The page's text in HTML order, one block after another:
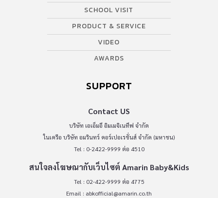
SCHOOL VISIT
PRODUCT & SERVICE
VIDEO
AWARDS
SUPPORT
Contact US
บริษัท เอเอ็มอี อิมเมจิเนทีฟ จำกัด
ในเครือ บริษัท อมรินทร์ คอร์เปอเรชั่นส์ จำกัด (มหาชน)
Tel : 0-2422-9999 ต่อ 4510
สนใจลงโฆษณากับเว็บไซต์ Amarin Baby&Kids
Tel : 02-422-9999 ต่อ 4775
Email : abkofficial@amarin.co.th